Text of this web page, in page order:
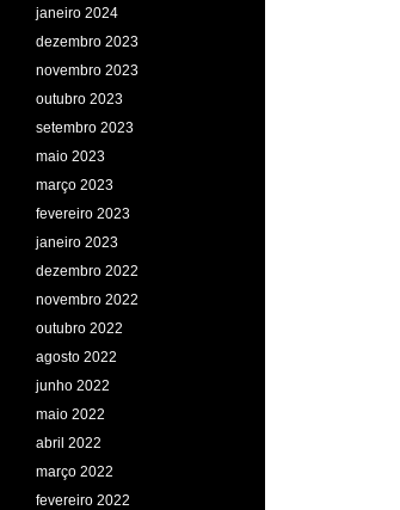
janeiro 2024
dezembro 2023
novembro 2023
outubro 2023
setembro 2023
maio 2023
março 2023
fevereiro 2023
janeiro 2023
dezembro 2022
novembro 2022
outubro 2022
agosto 2022
junho 2022
maio 2022
abril 2022
março 2022
fevereiro 2022